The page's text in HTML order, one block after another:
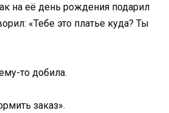
на её день рождения подарил
«Тебе это платье куда? Ты
то добила.
заказ».